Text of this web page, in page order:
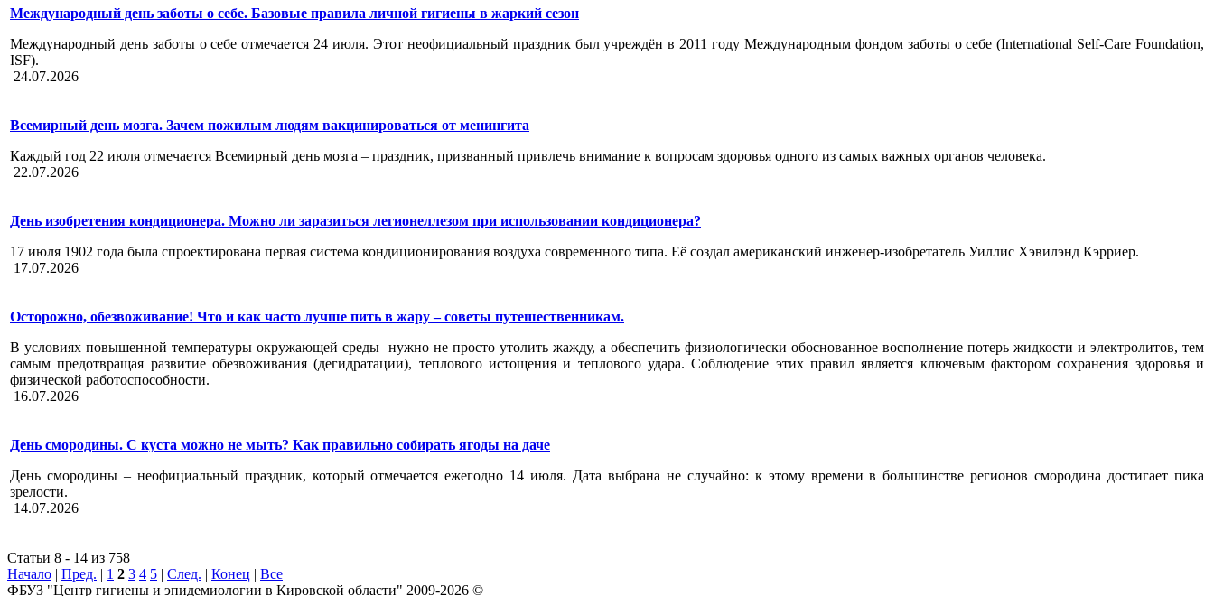
Международный день заботы о себе. Базовые правила личной гигиены в жаркий сезон
Международный день заботы о себе отмечается 24 июля. Этот неофициальный праздник был учреждён в 2011 году Международным фондом заботы о себе (International Self-Care Foundation,
ISF).
24.07.2026
Всемирный день мозга. Зачем пожилым людям вакцинироваться от менингита
Каждый год 22 июля отмечается Всемирный день мозга – праздник, призванный привлечь внимание к вопросам здоровья одного из самых важных органов человека.
22.07.2026
День изобретения кондиционера. Можно ли заразиться легионеллезом при использовании кондиционера?
17 июля 1902 года была спроектирована первая система кондиционирования воздуха современного типа. Её создал американский инженер-изобретатель Уиллис Хэвилэнд Кэрриер.
17.07.2026
Осторожно, обезвоживание! Что и как часто лучше пить в жару – советы путешественникам.
В условиях повышенной температуры окружающей среды нужно не просто утолить жажду, а обеспечить физиологически обоснованное восполнение потерь жидкости и электролитов, тем
самым предотвращая развитие обезвоживания (дегидратации), теплового истощения и теплового удара. Соблюдение этих правил является ключевым фактором сохранения здоровья и
физической работоспособности.
16.07.2026
День смородины. С куста можно не мыть? Как правильно собирать ягоды на даче
День смородины – неофициальный праздник, который отмечается ежегодно 14 июля. Дата выбрана не случайно: к этому времени в большинстве регионов смородина достигает пика
зрелости.
14.07.2026
Статьи 8 - 14 из 758
Начало | Пред. | 1 2 3 4 5 | След. | Конец | Все
ФБУЗ "Центр гигиены и эпидемиологии в Кировской области" 2009-2026 ©